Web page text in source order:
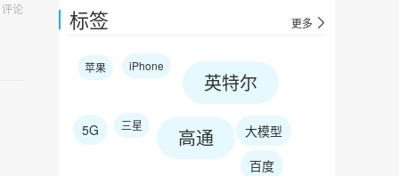
标签 更多
苹果 iPhone
英特尔
5G 三星 高通
大模型
百度
评论